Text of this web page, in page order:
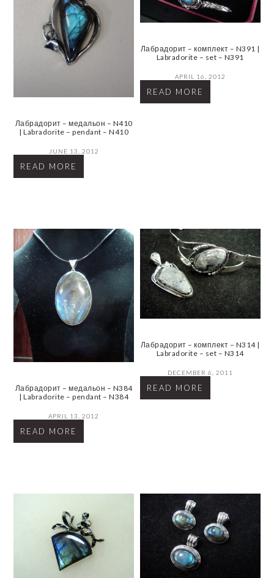
Лабрадорит – медальон – N410
| Labradorite – pendant – N410
JUNE 13, 2012
READ MORE
Лабрадорит – комплект – N391 |
Labradorite – set – N391
APRIL 16, 2012
READ MORE
Лабрадорит – медальон – N384
| Labradorite – pendant – N384
APRIL 13, 2012
READ MORE
Лабрадорит – комплект – N314 |
Labradorite – set – N314
DECEMBER 6, 2011
READ MORE